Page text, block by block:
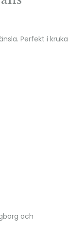
Perfekt i kruka
och